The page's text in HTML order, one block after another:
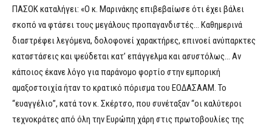
ΠΑΣΟΚ καταλήγει: «Ο κ. Μαρινάκης επιβεβαίωσε ότι έχει βάλει
σκοπό να φτάσει τους μεγάλους προπαγανδιστές… Καθημερινά
διαστρέφει λεγόμενα, δολοφονεί χαρακτήρες, επινοεί ανύπαρκτες
καταστάσεις και ψεύδεται κατ’ επάγγελμα και ασυστόλως… Αν
κάποιος έκανε λόγο για παράνομο φορτίο στην εμπορική
αμαξοστοιχία ήταν το κρατικό πόρισμα του ΕΟΔΑΣΑΑΜ. Το
“ευαγγέλιο”, κατά τον κ. Σκέρτσο, που συνέταξαν “οι καλύτεροι
τεχνοκράτες από όλη την Ευρώπη χάρη στις πρωτοβουλίες της